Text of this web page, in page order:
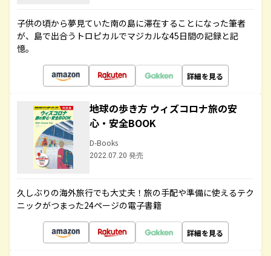
子供の頃から夢見ていた南の島に滞在することになった筆者
が、島で出合うトロピカルでマジカルな45日間の記録と記
憶。
詳細を見る
地球の歩き方 ウィズコロナ旅の安
心・安全BOOK
D-Books
2022.07.20 発売
久しぶりの海外旅行でも大丈夫！旅の手配や準備に使えるテク
ニックがつまった24ページの電子書籍
詳細を見る